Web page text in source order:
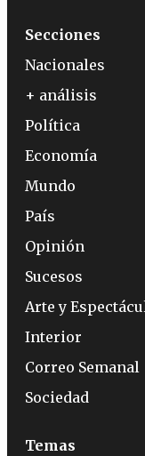
Secciones
Nacionales
+ análisis
Política
Economía
Mundo
País
Opinión
Sucesos
Arte y
Interior
Correo Semanal
Sociedad
Temas